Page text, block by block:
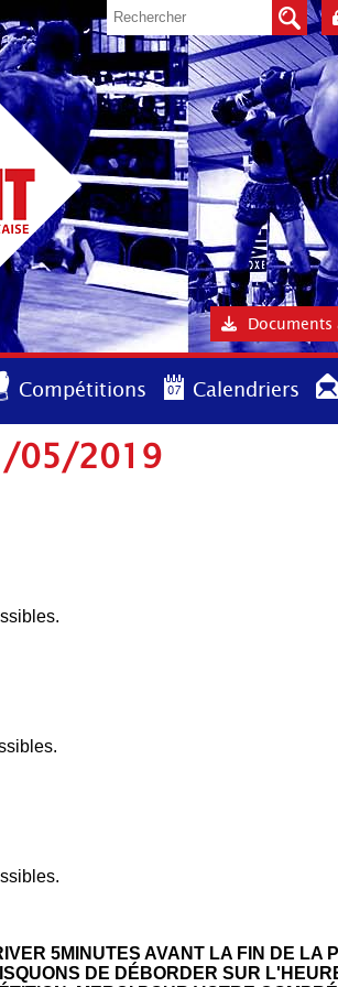
Compétitions Calendriers
05/2019
5MINUTES AVANT LA FIN DE LA
DE DÉBORDER SUR